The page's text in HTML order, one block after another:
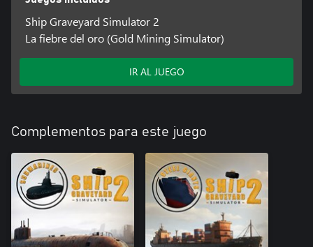
Ship Graveyard Simulator 2
La fiebre del oro (Gold Mining Simulator)
IR AL JUEGO
Complementos para este juego